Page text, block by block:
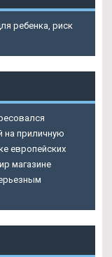
ребенка, риск
на приличную
европейских
магазине